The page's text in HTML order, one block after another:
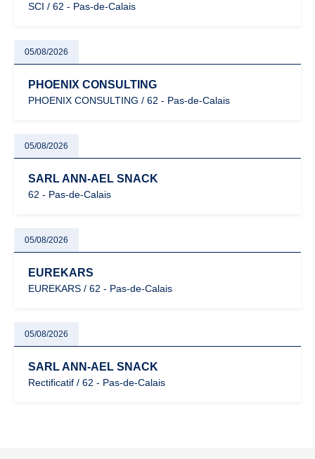
SCI / 62 - Pas-de-Calais
05/08/2026
PHOENIX CONSULTING
PHOENIX CONSULTING / 62 - Pas-de-Calais
05/08/2026
SARL ANN-AEL SNACK
62 - Pas-de-Calais
05/08/2026
EUREKARS
EUREKARS / 62 - Pas-de-Calais
05/08/2026
SARL ANN-AEL SNACK
Rectificatif / 62 - Pas-de-Calais